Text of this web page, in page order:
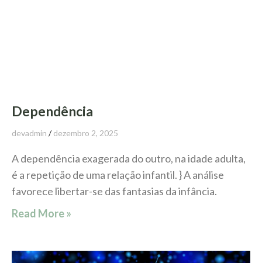
Dependência
devadmin dezembro 2, 2025
A dependência exagerada do outro, na idade adulta,
é a repetição de uma relação infantil. } A análise
favorece libertar-se das fantasias da infância.
Read More »